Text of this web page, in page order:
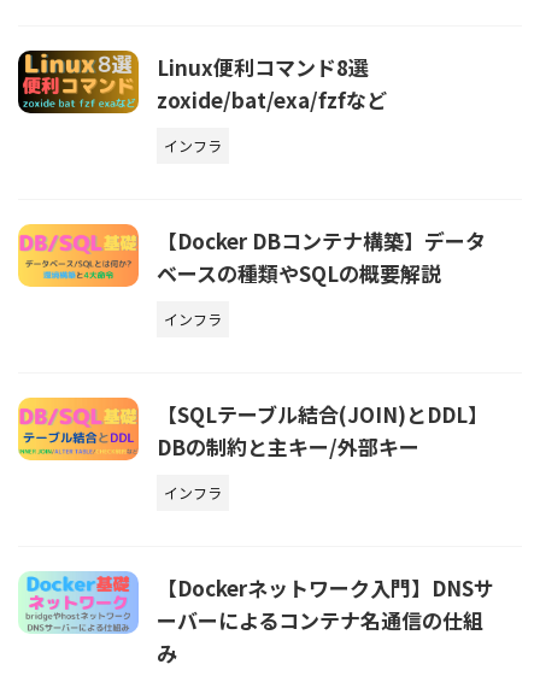
Linux便利コマンド8選
zoxide/bat/exa/fzfなど
インフラ
【Docker DBコンテナ構築】データ
ベースの種類やSQLの概要解説
インフラ
【SQLテーブル結合(JOIN)とDDL】
DBの制約と主キー/外部キー
インフラ
【Dockerネットワーク入門】DNSサ
ーバーによるコンテナ名通信の仕組
み